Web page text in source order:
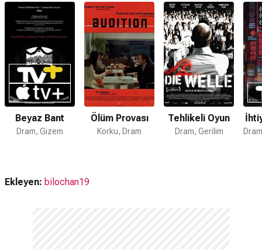
Hayır. Koşulsuz Sevgi için devam filmi bulunmamaktadır.
Beyaz Bant
Dram, Gizem
Ölüm Provası
Korku, Dram
Tehlikeli Oyun
Dram, Gerilim
Ekleyen: bilochan19